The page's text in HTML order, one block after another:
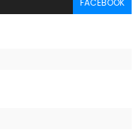
FACEBOOK